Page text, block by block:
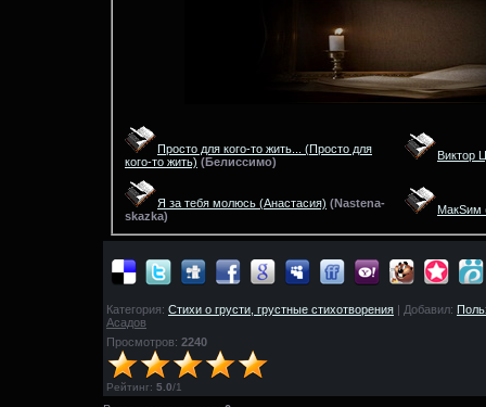
Просто для кого-то жить... (Просто для
кого-то жить) (Белиссимо) Виктор
Я за тебя молюсь (Анастасия) (Nastena-
skazka)
МакSим
Категория: Стихи о грусти, грустные стихотворения | Добавил:
Асадов
Просмотров: 2240
Рейтинг: 5.0/1